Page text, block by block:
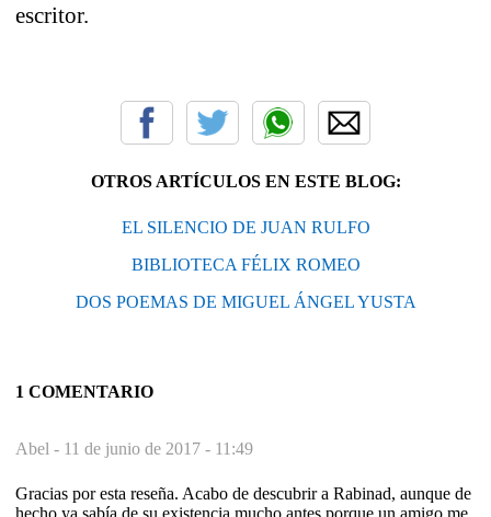
escritor.
OTROS ARTÍCULOS EN ESTE BLOG:
EL SILENCIO DE JUAN RULFO
BIBLIOTECA FÉLIX ROMEO
DOS POEMAS DE MIGUEL ÁNGEL YUSTA
1 COMENTARIO
Abel - 11 de junio de 2017 - 11:49
Gracias por esta reseña. Acabo de descubrir a Rabinad, aunque de
hecho ya sabía de su existencia mucho antes porque un amigo me